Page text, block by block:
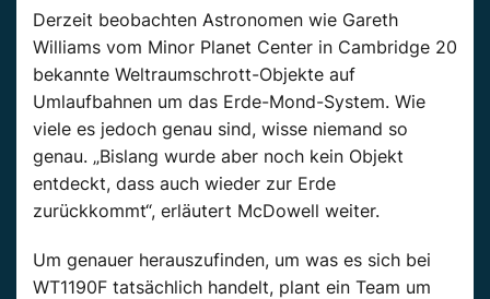
Derzeit beobachten Astronomen wie Gareth
Williams vom Minor Planet Center in Cambridge 20
bekannte Weltraumschrott-Objekte auf
Umlaufbahnen um das Erde-Mond-System. Wie
viele es jedoch genau sind, wisse niemand so
genau. „Bislang wurde aber noch kein Objekt
entdeckt, dass auch wieder zur Erde
zurückkommt“, erläutert McDowell weiter.
Um genauer herauszufinden, um was es sich bei
WT1190F tatsächlich handelt, plant ein Team um